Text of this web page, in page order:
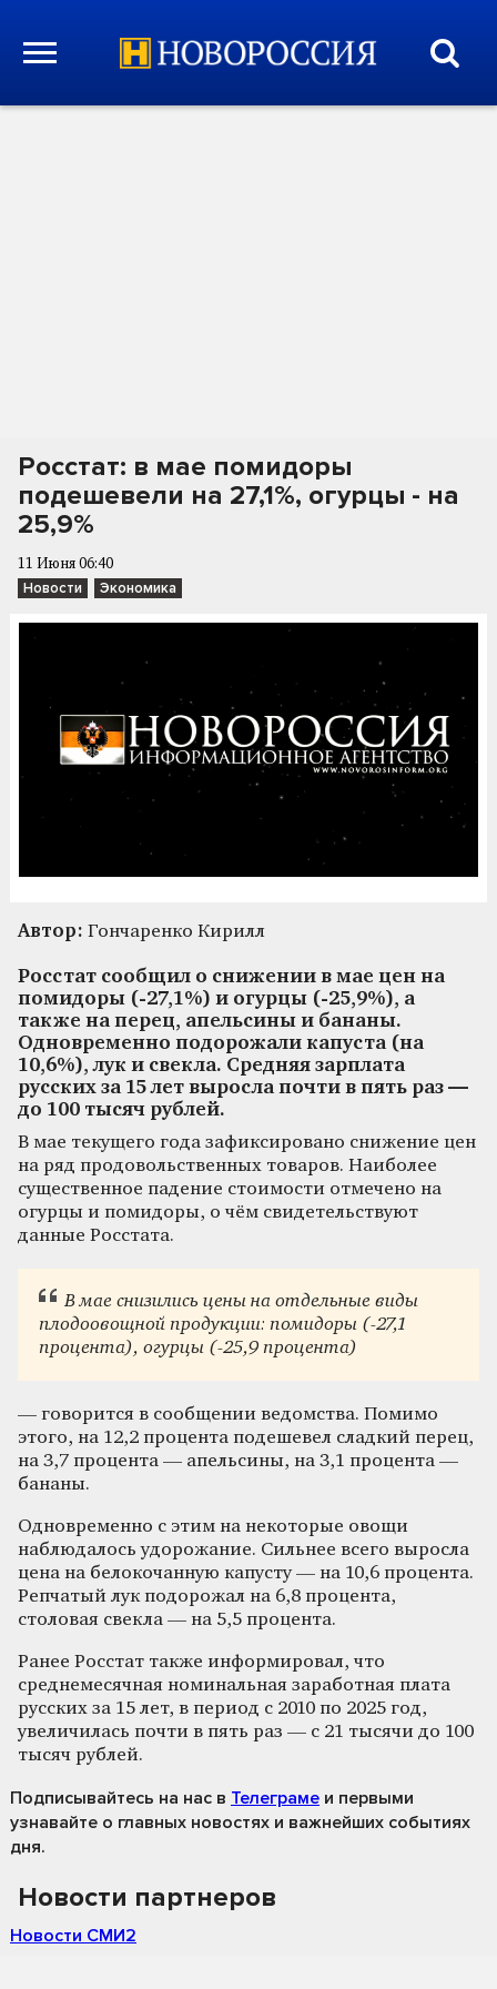
Росстат: в мае помидоры
подешевели на 27,1%, огурцы - на
25,9%
11 Июня 06:40
Новости Экономика
Автор: Гончаренко Кирилл
Росстат сообщил о снижении в мае цен на
помидоры (‑27,1%) и огурцы (‑25,9%), а
также на перец, апельсины и бананы.
Одновременно подорожали капуста (на
10,6%), лук и свекла. Средняя зарплата
русских за 15 лет выросла почти в пять раз —
до 100 тысяч рублей.
В мае текущего года зафиксировано снижение цен
на ряд продовольственных товаров. Наиболее
существенное падение стоимости отмечено на
огурцы и помидоры, о чём свидетельствуют
данные Росстата.
В мае снизились цены на отдельные виды
плодоовощной продукции: помидоры (-27,1
процента), огурцы (-25,9 процента)
— говорится в сообщении ведомства. Помимо
этого, на 12,2 процента подешевел сладкий перец,
на 3,7 процента — апельсины, на 3,1 процента —
бананы.
Одновременно с этим на некоторые овощи
наблюдалось удорожание. Сильнее всего выросла
цена на белокочанную капусту — на 10,6 процента.
Репчатый лук подорожал на 6,8 процента,
столовая свекла — на 5,5 процента.
Ранее Росстат также информировал, что
среднемесячная номинальная заработная плата
русских за 15 лет, в период с 2010 по 2025 год,
увеличилась почти в пять раз — с 21 тысячи до 100
тысяч рублей.
Подписывайтесь на нас в Телеграме и первыми
узнавайте о главных новостях и важнейших событиях
дня.
Новости партнеров
Новости СМИ2